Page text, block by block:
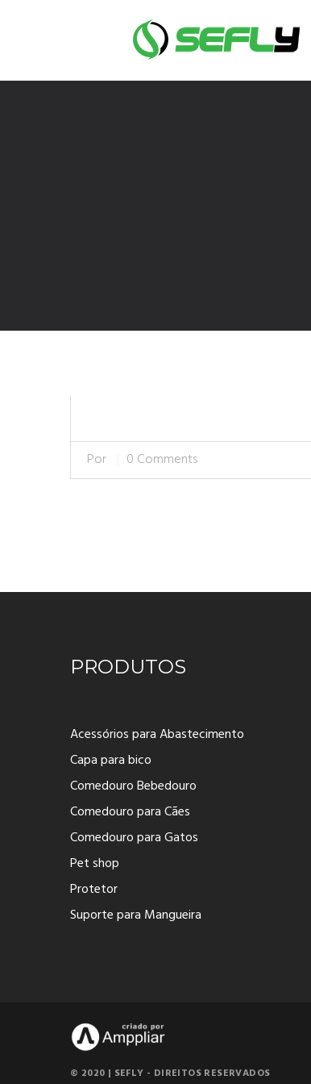
Por 0 Comments
PRODUTOS
Acessórios para Abastecimento
Capa para bico
Comedouro Bebedouro
Comedouro para Cães
Comedouro para Gatos
Pet shop
Protetor
Suporte para Mangueira
© 2020 | SEFLY - DIREITOS RESERVADOS